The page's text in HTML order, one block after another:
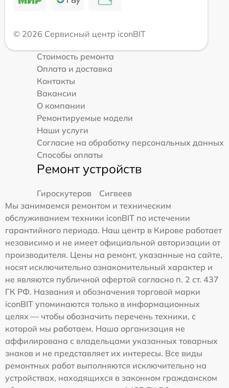
© 2026 Сервисный центр iconBIT
Стоимость ремонта
Оплата и доставка
Контакты
Вакансии
О компании
Ремонтируемые модели
Наши услуги
Согласие на обработку персональных данных
Способы оплаты
Ремонт устройств
Гироскутеров
Сигвеев
Мы занимаемся ремонтом и техническим
обслуживанием техники iconBIT по истечении
гарантийного периода. Наш центр в Кирове работает
независимо и не имеет официальной авторизации от
производителя. Цены на ремонт, указанные на сайте,
носят исключительно ознакомительный характер и
не являются публичной офертой согласно п. 2 ст. 437
ГК РФ. Названия и обозначения торговой марки
iconBIT упоминаются только в информационных
целях — чтобы обозначить перечень техники, с
которой мы работаем. Наша организация не
аффилирована с владельцами указанных товарных
знаков и не представляет их интересы. Все виды
ремонтных работ выполняются исключительно на
устройствах, находящихся в законном гражданском